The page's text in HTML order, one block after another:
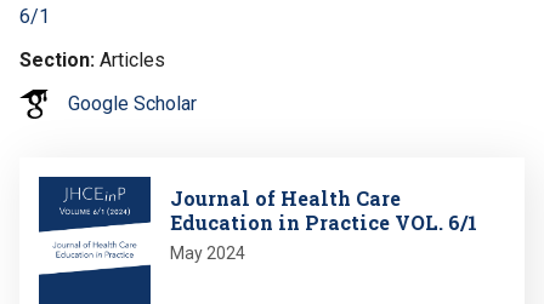
6/1
Section Articles
Google Scholar
Image
Journal of Health Care
Education in Practice VOL. 6/1
May 2024